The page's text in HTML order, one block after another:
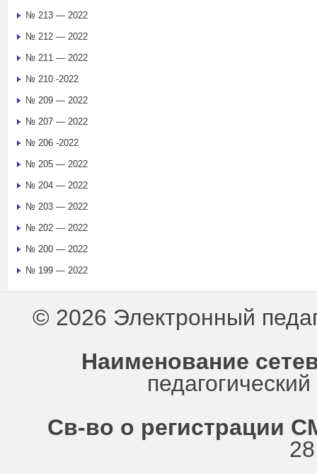
№ 213 — 2022
№ 212 — 2022
№ 211 — 2022
№ 210 -2022
№ 209 — 2022
№ 207 — 2022
№ 206 -2022
№ 205 — 2022
№ 204 — 2022
№ 203 — 2022
№ 202 — 2022
№ 200 — 2022
№ 199 — 2022
© 2026 Электронный
Наименование
Св-во о регистрации